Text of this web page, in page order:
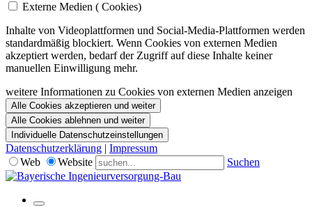
Externe Medien ( Cookies)
Inhalte von Videoplattformen und Social-Media-Plattformen werden
standardmäßig blockiert. Wenn Cookies von externen Medien
akzeptiert werden, bedarf der Zugriff auf diese Inhalte keiner
manuellen Einwilligung mehr.
weitere Informationen zu Cookies von externen Medien anzeigen
Alle Cookies akzeptieren und weiter
Alle Cookies ablehnen und weiter
Individuelle Datenschutzeinstellungen
Datenschutzerklärung | Impressum
Web
Website Suchen